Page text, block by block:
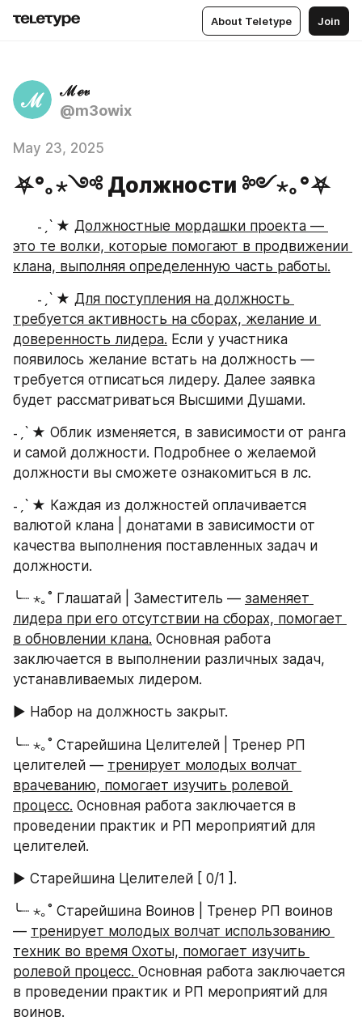
About Teletype Join
ℳ
ℳℯ𝓋
@m3owix
May 23, 2025
⛧°｡⋆༺ Должности ༻⋆｡°⛧
      ˗ˏˋ ★
Должностные мордашки проекта —
это те волки, которые помогают в продвижении
клана, выполняя определенную часть работы.
      ˗ˏˋ ★
Для поступления на должность
требуется активность на сборах, желание и
доверенность лидера. Если у участника
появилось желание встать на должность —
требуется отписаться лидеру. Далее заявка
будет рассматриваться Высшими Душами.
˗ˏˋ ★ Облик изменяется, в зависимости от ранга
и самой должности. Подробнее о желаемой
должности вы сможете ознакомиться в лс.
˗ˏˋ ★ Каждая из должностей оплачивается
валютой клана | донатами в зависимости от
качества выполнения поставленных задач и
должности.
╰┈ ⋆｡˚ Глашатай | Заместитель — заменяет
лидера при его отсутствии на сборах, помогает
в обновлении клана. Основная работа
заключается в выполнении различных задач,
устанавливаемых лидером.
► Набор на должность закрыт.
╰┈ ⋆｡˚ Старейшина Целителей | Тренер РП
целителей — тренирует молодых волчат
врачеванию, помогает изучить ролевой
процесс. Основная работа заключается в
проведении практик и РП мероприятий для
целителей.
► Старейшина Целителей [ 0/1 ].
╰┈ ⋆｡˚ Старейшина Воинов | Тренер РП воинов
— тренирует молодых волчат использованию
техник во время Охоты, помогает изучить
ролевой процесс. Основная работа заключается
в проведении практик и РП мероприятий для
воинов.